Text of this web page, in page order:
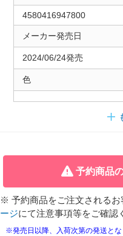
4580416947800
メーカー発売日
2024/06/24発売
色
予約商品
※ 予約商品をご注文されるお
ージにて注意事項等をご確認
※発売日以降、入荷次第の発送とな